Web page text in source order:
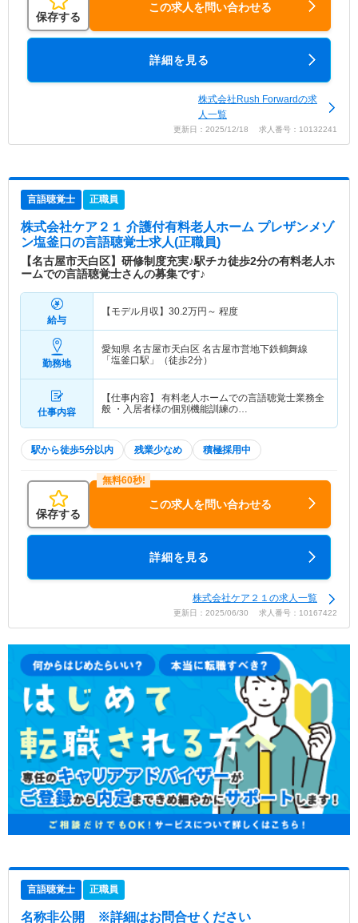
保存する
この求人を問い合わせる
詳細を見る
株式会社Rush Forwardの求
人一覧
更新日：2025/12/18 求人番号：10132241
言語聴覚士 正職員
株式会社ケア２１ 介護付有料老人ホーム プレザンメゾ
ン塩釜口 の言語聴覚士求人(正職員)
【名古屋市天白区】研修制度充実♪駅チカ徒歩2分の有料老人ホ
ームでの言語聴覚士さんの募集です♪
給与
【モデル月収】 30.2万円～ 程度
勤務地
愛知県 名古屋市天白区 名古屋市営地下鉄鶴舞線
「塩釜口駅」（徒歩2分）
仕事内容
【仕事内容】 有料老人ホームでの言語聴覚士業務全
般 ・入居者様の個別機能訓練の…
駅から徒歩5分以内 残業少なめ 積極採用中
保存する
この求人を問い合わせる
詳細を見る
株式会社ケア２１の求人一覧
更新日：2025/06/30 求人番号：10167422
言語聴覚士 正職員
名称非公開 ※詳細はお問合せください